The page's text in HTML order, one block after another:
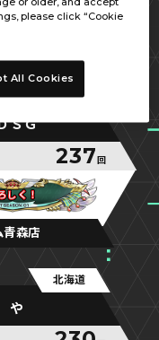
春期
春期
春期
青森県
ＳＧ
237 回
しく！
しく！
しく！
青森店
北海道
や
please click “Cookie
All Cookies